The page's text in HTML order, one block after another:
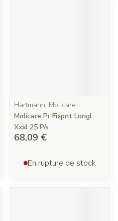
Hartmann, Molicare
Molicare Pr Fixpnt Longl
Xxxl 25 P/s
68,09 €
En rupture de stock